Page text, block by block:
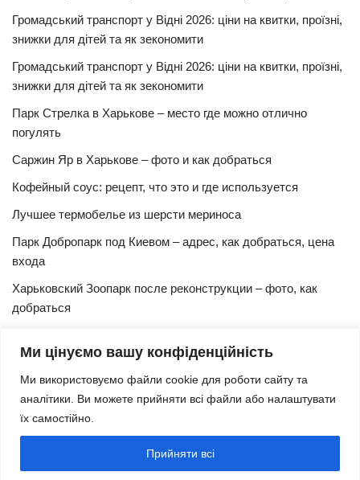
Ми цінуємо вашу конфіденційність
Ми використовуємо файли cookie для роботи сайту та
аналітики. Ви можете прийняти всі файли або налаштувати
їх самостійно.
Прийняти всі
Громадський транспорт у Відні 2026: ціни на квитки, проїзні,
знижки для дітей та як зекономити
Громадський транспорт у Відні 2026: ціни на квитки, проїзні,
знижки для дітей та як зекономити
Парк Стрелка в Харькове – место где можно отлично
погулять
Саржин Яр в Харькове – фото и как добраться
Кофейный соус: рецепт, что это и где используется
Лучшее термобелье из шерсти мериноса
Парк Добропарк под Киевом – адрес, как добраться, цена
входа
Харьковский Зоопарк после реконструкции – фото, как
добраться
домашних условиях
Харьковская Швейцария – цены, адрес, как добраться
Маршрут и расписание 27 троллейбуса (Харьков)
Трамвай № 3 Харьков – маршрут, время и интервал